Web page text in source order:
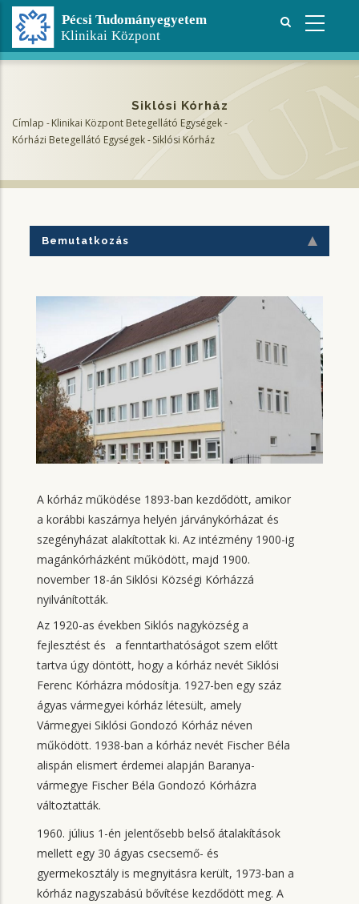
Ugrás
tartalomra
Siklósi Kórház
Morzsa
Címlap -Klinikai Központ Betegellátó Egységek-
Kórházi Betegellátó Egységek-Siklósi Kórház
Bemutatkozás
A kórház működése 1893-ban kezdődött, amikor
a korábbi kaszárnya helyén járványkórházat és
szegényházat alakítottak ki. Az intézmény 1900-ig
magánkórházként működött, majd 1900.
november 18-án Siklósi Községi Kórházzá
nyilvánították.
Az 1920-as években Siklós nagyközség a
fejlesztést és
a fenntarthatóságot szem előtt
tartva úgy döntött, hogy a kórház nevét Siklósi
Ferenc Kórházra módosítja. 1927-ben egy száz
ágyas vármegyei kórház létesült, amely
Vármegyei Siklósi Gondozó Kórház néven
működött. 1938-ban a kórház nevét Fischer Béla
alispán elismert érdemei alapján Baranya-
vármegye Fischer Béla Gondozó Kórházra
változtatták.
1960. július 1-én jelentősebb belső átalakítások
mellett egy 30 ágyas csecsemő- és
gyermekosztály is megnyitásra került, 1973-ban a
kórház nagyszabású bővítése kezdődött meg. A